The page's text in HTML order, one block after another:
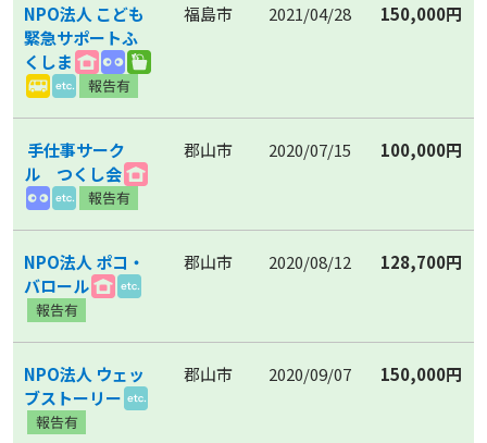
NPO法人 こども
緊急サポートふ
くしま
福島市 2021/04/28 150,000円
手仕事サーク
ル つくし会
郡山市 2020/07/15 100,000円
NPO法人 ポコ・
バロール
郡山市 2020/08/12 128,700円
NPO法人 ウェッ
ブストーリー
郡山市 2020/09/07 150,000円